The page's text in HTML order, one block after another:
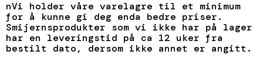
nVi holder våre varelagre til et minimum
for å kunne gi deg enda bedre priser.
Smijernsprodukter som vi ikke har på lager
har en leveringstid på ca 12 uker fra
bestilt dato, dersom ikke annet er angitt.